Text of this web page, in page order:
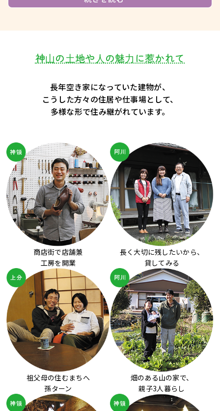
神⼭の⼟地や⼈の魅⼒に惹かれて
長年空き家になっていた建物が、
こうした方々の住居や仕事場として、
多様な形で住み継がれています。
商店街で店舗兼
工房を開業
長く大切に残したいから、
貸してみる
祖父母の住むまちへ
孫ターン
畑のある山の家で、
親子3人暮らし